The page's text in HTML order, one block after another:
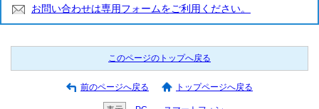
お問い合わせは専用フォームをご利用ください。
このページのトップへ戻る
前のページへ戻る トップページへ戻る